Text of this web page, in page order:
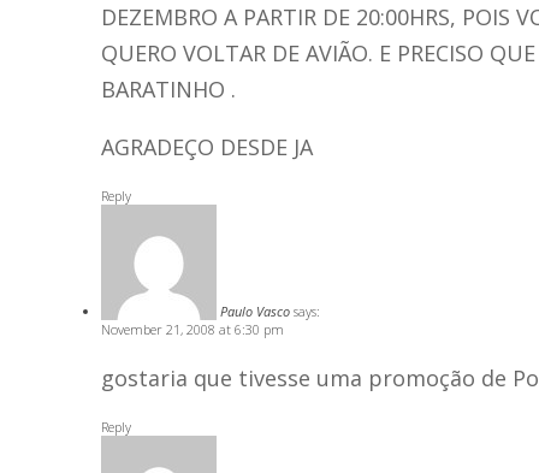
DEZEMBRO A PARTIR DE 20:00HRS, POIS
QUERO VOLTAR DE AVIÃO. E PRECISO
BARATINHO .
AGRADEÇO DESDE JA
Reply
Paulo Vasco says:
November 21, 2008 at 6:30 pm
gostaria que tivesse uma promoção de
Reply